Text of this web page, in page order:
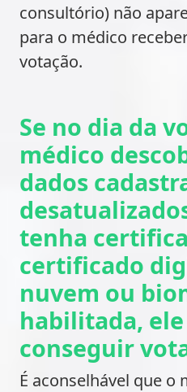
consultório) não
para o médico
votação.
Se no dia da
médico
dados
tenha
certificado
nuvem ou
habilitada,
conseguir
É aconselhável que o